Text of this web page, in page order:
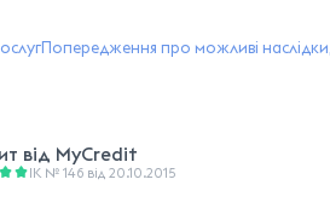
Попередження про можливі наслідки
від MyCredit
ІК № 146 від 20.10.2015